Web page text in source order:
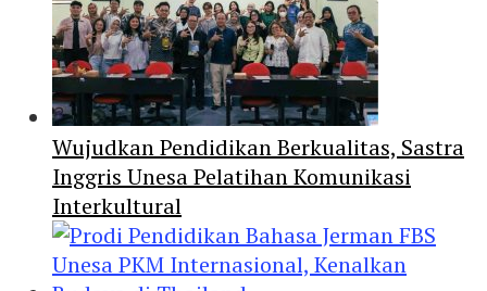
Wujudkan Pendidikan Berkualitas, Sastra
Inggris Unesa Pelatihan Komunikasi
Interkultural